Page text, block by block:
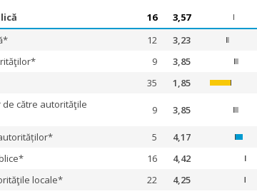
16 3,57
12 3,23
9 3,85
35 1,85
către autorităţile
9 3,85
5 4,17
16 4,42
locale* 22 4,25